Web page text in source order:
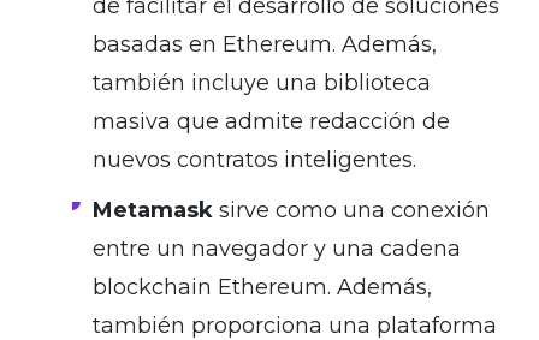
de facilitar el desarrollo de soluciones
basadas en Ethereum. Además,
también incluye una biblioteca
masiva que admite redacción de
nuevos contratos inteligentes.
Metamask sirve como una conexión
entre un navegador y una cadena
blockchain Ethereum. Además,
también proporciona una plataforma